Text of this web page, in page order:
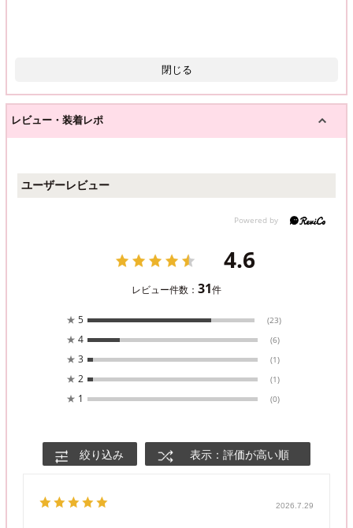
閉じる
レビュー・装着レポ
ユーザーレビュー
4.6
レビュー件数： 31件
★ 5 (23)
★ 4 (6)
★ 3 (1)
★ 2 (1)
★ 1 (0)
絞り込み 表示：評価が高い順
2026.7.29